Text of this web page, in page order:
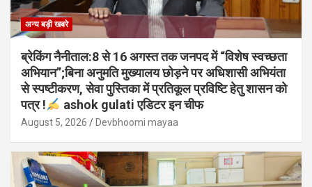
अन्य बड़ी खबरे
ब्रेकिंग नैनीताल:8 से 16 अगस्त तक जनपद में “विशेष स्वच्छता
अभियान”;बिना अनुमति मुख्यालय छोड़ने पर अधिशासी अभियंता
से स्पष्टीकरण, सेवा पुस्तिका में प्रतिकूल प्रविष्टि हेतु शासन को
पत्र !
ashok gulati एडिटर इन चीफ
August 5, 2026 Devbhoomi mayaa